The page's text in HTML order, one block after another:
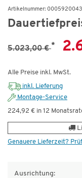
Artikelnummer:
5.023,00 €*
Alle Preise inkl. MwSt.
inkl. Lieferung
Montage-Service
224,92 € in 12
Genauere Lieferzeit?
Ausrichtung: